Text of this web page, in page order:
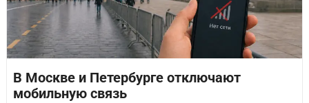
В Москве и Петербурге отключают
мобильную связь